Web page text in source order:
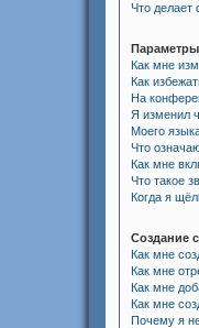
Что делает
Параметры
Как мне
Как
На
Я изменил
Моего
Что
Как мне
Что такое
Когда я
Создание
Как мне
Как мне
Как мне
Как мне
Почему я